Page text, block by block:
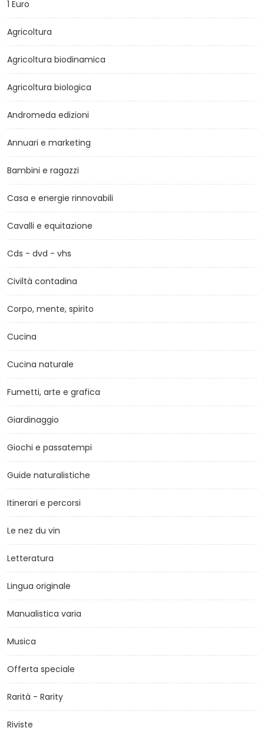
1 Euro
Agricoltura
Agricoltura biodinamica
Agricoltura biologica
Andromeda edizioni
Annuari e marketing
Bambini e ragazzi
Casa e energie rinnovabili
Cavalli e equitazione
Cds - dvd - vhs
Civiltà contadina
Corpo, mente, spirito
Cucina
Cucina naturale
Fumetti, arte e grafica
Giardinaggio
Giochi e passatempi
Guide naturalistiche
Itinerari e percorsi
Le nez du vin
Letteratura
Lingua originale
Manualistica varia
Musica
Offerta speciale
Rarità - Rarity
Riviste